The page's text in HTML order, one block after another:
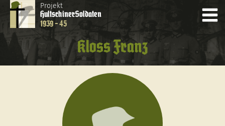
Projekt
HultschinerSoldaten
1939 - 45
Kloss Franz